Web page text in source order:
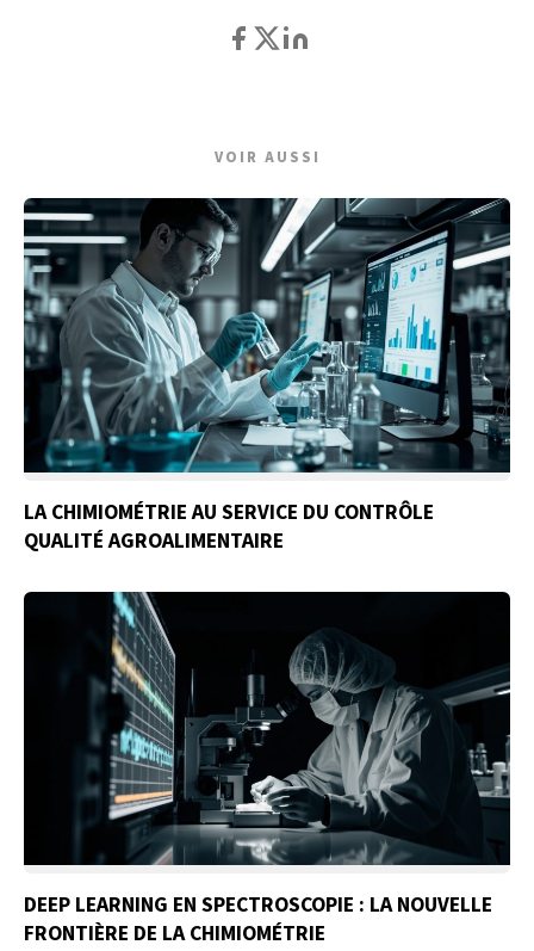
VOIR AUSSI
LA CHIMIOMÉTRIE AU SERVICE DU CONTRÔLE
QUALITÉ AGROALIMENTAIRE
DEEP LEARNING EN SPECTROSCOPIE : LA NOUVELLE
FRONTIÈRE DE LA CHIMIOMÉTRIE